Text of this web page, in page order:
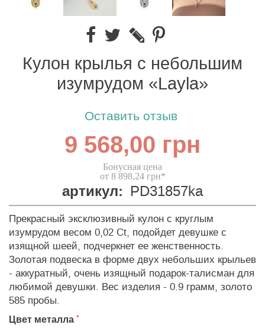
Кулон крылья с небольшим
изумрудом «Layla»
Оставить отзыв
9 568,00 грн
Бонусная цена
от 8 898,24 грн*
артикул: PD31857ka
Прекрасный эксклюзивный кулон с круглым
изумрудом весом 0,02 Ct, подойдет девушке с
изящной шеей, подчеркнет ее женственность.
Золотая подвеска в форме двух небольших крыльев
- аккуратный, очень изящный подарок-талисман для
любимой девушки. Вес изделия - 0.9 грамм, золото
585 пробы.
Цвет металла